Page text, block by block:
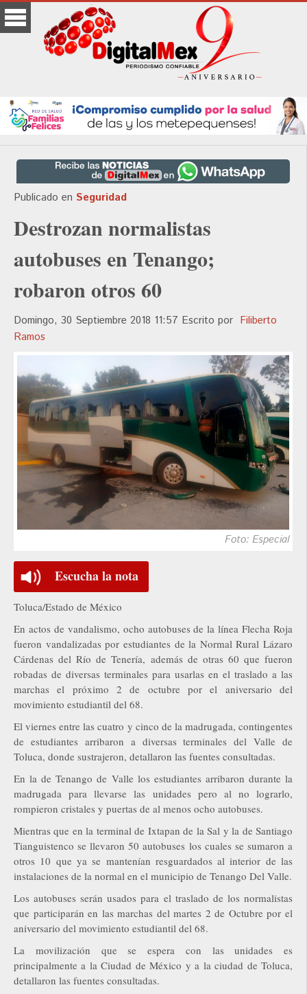
Publicado en Seguridad
Destrozan normalistas
autobuses en Tenango;
robaron otros 60
Domingo, 30 Septiembre 2018 11:57 Escrito por Filiberto
Ramos
Foto: Especial
Escucha la nota
Toluca/Estado de México
En actos de vandalismo, ocho autobuses de la línea Flecha Roja
fueron vandalizadas por estudiantes de la Normal Rural Lázaro
Cárdenas del Río de Tenería, además de otras 60 que fueron
robadas de diversas terminales para usarlas en el traslado a las
marchas el próximo 2 de octubre por el aniversario del
movimiento estudiantil del 68.
El viernes entre las cuatro y cinco de la madrugada, contingentes
de estudiantes arribaron a diversas terminales del Valle de
Toluca, donde sustrajeron, detallaron las fuentes consultadas.
En la de Tenango de Valle los estudiantes arribaron durante la
madrugada para llevarse las unidades pero al no lograrlo,
rompieron cristales y puertas de al menos ocho autobuses.
Mientras que en la terminal de Ixtapan de la Sal y la de Santiago
Tianguistenco se llevaron 50 autobuses los cuales se sumaron a
otros 10 que ya se mantenían resguardados al interior de las
instalaciones de la normal en el municipio de Tenango Del Valle.
Los autobuses serán usados para el traslado de los normalistas
que participarán en las marchas del martes 2 de Octubre por el
aniversario del movimiento estudiantil del 68.
La movilización que se espera con las unidades es
principalmente a la Ciudad de México y a la ciudad de Toluca,
detallaron las fuentes consultadas.